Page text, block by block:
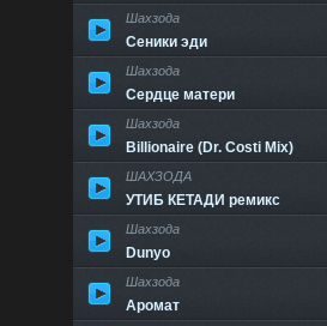
Шахзода
Сеники эди
Шахзода
Сердце матери
Шахзода
Billionaire (Dr. Costi Mix)
ШАХЗОДА
УТИБ КЕТАДИ ремикс
Шахзода
Dunyo
Шахзода
Аромат